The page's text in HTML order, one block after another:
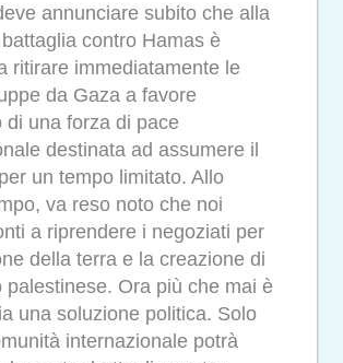
annunciare subito che alla
contro Hamas è
ritirare immediatamente le
da Gaza a favore
di una forza di pace
destinata ad assumere il
un tempo limitato. Allo
va reso noto che noi
a riprendere i negoziati per
della terra e la creazione di
palestinese. Ora più che mai è
una soluzione politica. Solo
internazionale potrà